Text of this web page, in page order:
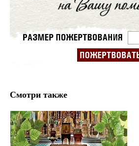
Смотри также